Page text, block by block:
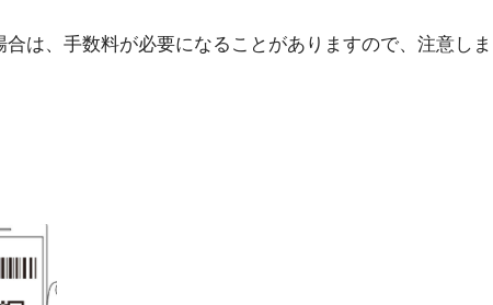
は、手数料が必要になることがありますので、注意しま